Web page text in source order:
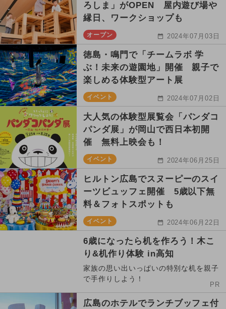
ろしま」がOPEN 屋内遊び場や
縁日、ワークショップも
オープン 2024年07月03日
徳島・鳴門で「チームラボ 学
ぶ！未来の遊園地」開催 親子で
楽しめる体験型アート展
イベント 2024年07月02日
大人気の体験型展覧会「パンダコ
パンダ展」が岡山で西日本初開
催 無料上映会も！
イベント 2024年06月25日
ヒルトン広島でスヌーピーのスイ
ーツビュッフェ開催 5歳以下無
料＆フォトスポットも
イベント 2024年06月22日
6歳になったら机を作ろう！木こ
り&机作り体験 in高知
家族の思い出いっぱいの特別な机を親子
で手作りしよう！
PR
広島のホテルでランチブッフェ付